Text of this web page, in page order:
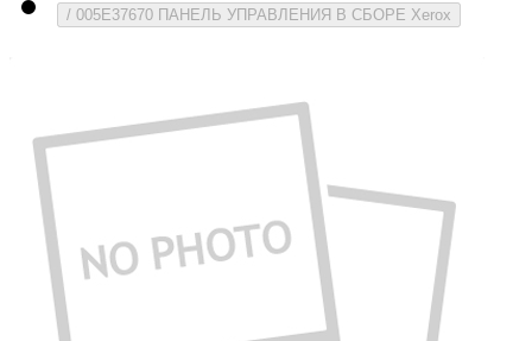
/ 005E37670 ПАНЕЛЬ УПРАВЛЕНИЯ В СБОРЕ Xerox